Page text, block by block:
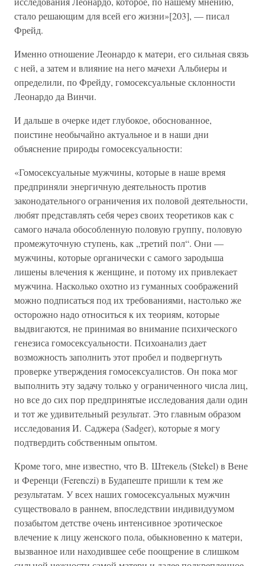
стало решающим для всей его жизни»[203], — писал
Фрейд.
Именно отношение Леонардо к матери, его сильная связь
с ней, а затем и влияние на него мачехи Альбиеры и
определили, по Фрейду, гомосексуальные склонности
Леонардо да Винчи.
И дальше в очерке идет глубокое, обоснованное,
поистине необычайно актуальное и в наши дни
объяснение природы гомосексуальности:
«Гомосексуальные мужчины, которые в наше время
предприняли энергичную деятельность против
законодательного ограничения их половой деятельности,
любят представлять себя через своих теоретиков как с
самого начала обособленную половую группу, половую
промежуточную ступень, как „третий пол“. Они —
мужчины, которые органически с самого зародыша
лишены влечения к женщине, и потому их привлекает
мужчина. Насколько охотно из гуманных соображений
можно подписаться под их требованиями, настолько же
осторожно надо относиться к их теориям, которые
выдвигаются, не принимая во внимание психического
генезиса гомосексуальности. Психоанализ дает
возможность заполнить этот пробел и подвергнуть
проверке утверждения гомосексуалистов. Он пока мог
выполнить эту задачу только у ограниченного числа лиц,
но все до сих пор предпринятые исследования дали один
и тот же удивительный результат. Это главным образом
исследования И. Саджера (Sadger), которые я могу
подтвердить собственным опытом.
Кроме того, мне известно, что В. Штекель (Stekel) в Вене
и Ференци (Ferenczi) в Будапеште пришли к тем же
результатам. У всех наших гомосексуальных мужчин
существовало в раннем, впоследствии индивидуумом
позабытом детстве очень интенсивное эротическое
влечение к лицу женского пола, обыкновенно к матери,
вызванное или находившее себе поощрение в слишком